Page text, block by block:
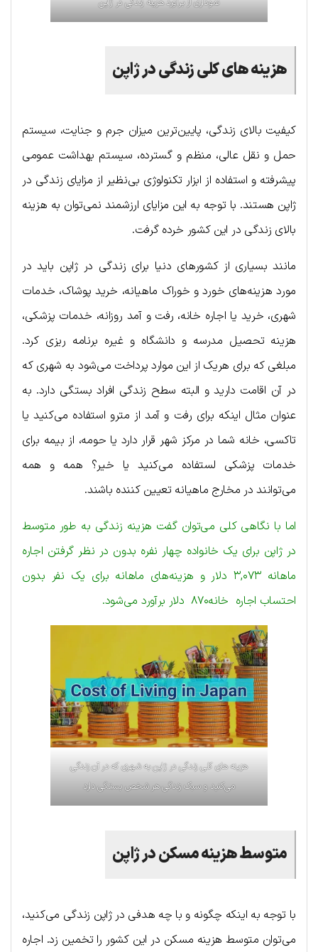
هزینه های کلی زندگی در ژاپن
کیفیت بالای زندگی، پایین‌ترین میزان جرم و جنایت، سیستم
حمل و نقل عالی، منظم و گسترده، سیستم بهداشت عمومی
پیشرفته و استفاده از ابزار تکنولوژی بی‌نظیر از مزایای زندگی در
ژاپن هستند. با توجه به این مزایای ارزشمند نمی‌توان به هزینه
بالای زندگی در این کشور خرده گرفت.
مانند بسیاری از کشورهای دنیا برای زندگی در ژاپن باید در
مورد هزینه‌های خورد و خوراک ماهیانه، خرید پوشاک، خدمات
شهری، خرید یا اجاره خانه، رفت و آمد روزانه، خدمات پزشکی،
هزینه تحصیل مدرسه و دانشگاه و غیره برنامه ریزی کرد.
مبلغی که برای هریک از این موارد پرداخت می‌شود به شهری که
در آن اقامت دارید و البته سطح زندگی افراد بستگی دارد. به
عنوان مثال اینکه برای رفت و آمد از مترو استفاده می‌کنید یا
تاکسی، خانه شما در مرکز شهر قرار دارد یا حومه، از بیمه برای
خدمات پزشکی لستفاده می‌کنید یا خیر؟ همه و همه
می‌توانند در مخارج ماهیانه تعیین کننده باشند.
اما با نگاهی کلی می‌توان گفت هزینه زندگی به طور متوسط
در ژاپن برای یک خانواده چهار نفره بدون در نظر گرفتن اجاره
ماهانه ۳,۰۷۳ دلار و هزینه‌های ماهانه برای یک نفر بدون
احتساب اجاره خانه۸۷۰ دلار برآورد می‌شود.
هزینه های کلی زندگی در ژاپن به شهری که در آن زندگی
می‌کنید و سبک زندگی هر شخص بستگی دارد
متوسط هزینه مسکن در ژاپن
با توجه به اینکه چگونه و با چه هدفی در ژاپن زندگی می‌کنید،
می‌توان متوسط هزینه مسکن در این کشور را تخمین زد. اجاره